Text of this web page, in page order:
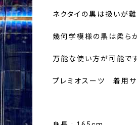
ネクタイの黒は扱いが
幾何学模様の黒は柔ら
万能な使い方が可能です
プレミオスーツ 着用